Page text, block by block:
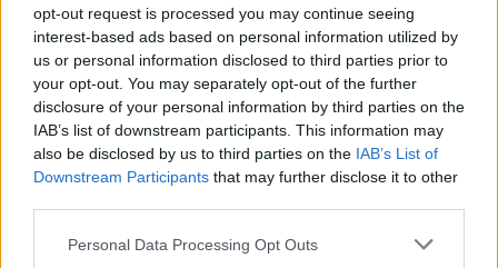
opt-out request is processed you may continue seeing
interest-based ads based on personal information utilized by
us or personal information disclosed to third parties prior to
your opt-out. You may separately opt-out of the further
disclosure of your personal information by third parties on the
IAB’s list of downstream participants. This information may
also be disclosed by us to third parties on the IAB’s List of
Downstream Participants that may further disclose it to other
Personal Data Processing Opt Outs
«Το Χρονικό της Άλωσης.Ο αγώνας για την
προστασία της Βασιλεύουσας και το μαρτυρικό
τέλος»
Η ομιλία θα πλαισιώνεται από προβολή διαφανειών
και θα έχει διάρκεια περίπου 45 λεπτών. Μετά την
υποβάλει ερωτήσεις και να συμμετάσχει σε